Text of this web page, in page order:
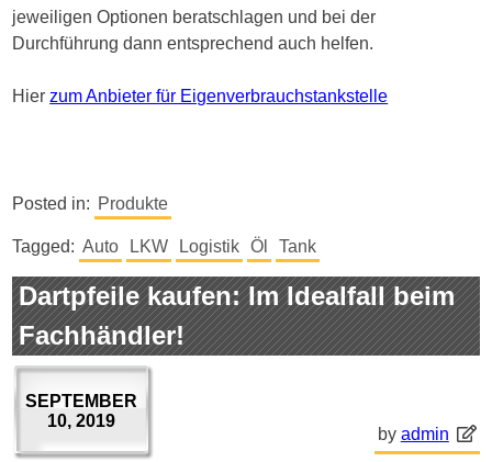
jeweiligen Optionen beratschlagen und bei der
Durchführung dann entsprechend auch helfen.
Hierzum Anbieter für Eigenverbrauchstankstelle
Posted in: Produkte
Tagged: Auto LKW Logistik Öl Tank
Dartpfeile kaufen: Im Idealfall beim
Fachhändler!
SEPTEMBER
10, 2019
by admin